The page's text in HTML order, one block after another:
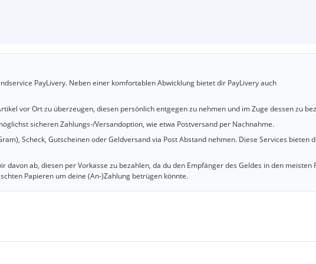
PayLivery. Neben einer komfortablen Abwicklung bietet dir PayLivery auch
vor Ort zu überzeugen, diesen persönlich entgegen zu nehmen und im Zuge dessen zu
sicheren Zahlungs-/Versandoption, wie etwa Postversand per Nachnahme.
Scheck, Gutscheinen oder Geldversand via Post Abstand nehmen. Diese Services bieten
ab, diesen per Vorkasse zu bezahlen, da du den Empfänger des Geldes in den meisten
Papieren um deine (An-)Zahlung betrügen könnte.